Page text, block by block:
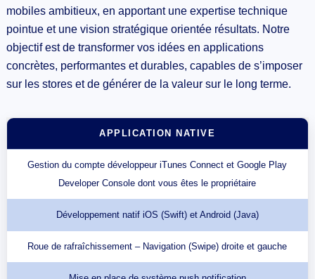
mobiles ambitieux, en apportant une expertise technique
pointue et une vision stratégique orientée résultats. Notre
objectif est de transformer vos idées en applications
concrètes, performantes et durables, capables de s’imposer
sur les stores et de générer de la valeur sur le long terme.
APPLICATION NATIVE
Gestion du compte développeur iTunes Connect et Google Play
Developer Console dont vous êtes le propriétaire
Développement natif iOS (Swift) et Android (Java)
Roue de rafraîchissement – Navigation (Swipe) droite et gauche